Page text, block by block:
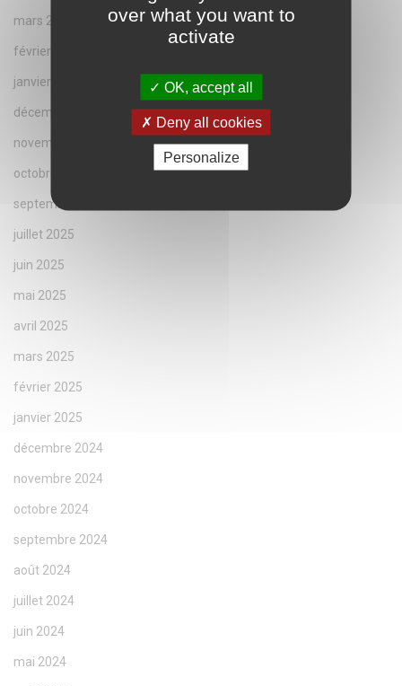
mars 2026
février 2026
janvier 2026
décembre 2025
novembre 2025
octobre 2025
septembre 2025
juillet 2025
juin 2025
mai 2025
avril 2025
mars 2025
février 2025
janvier 2025
décembre 2024
novembre 2024
octobre 2024
septembre 2024
août 2024
juillet 2024
juin 2024
mai 2024
over what you want to
activate
OK, accept all
Deny all cookies
Personalize